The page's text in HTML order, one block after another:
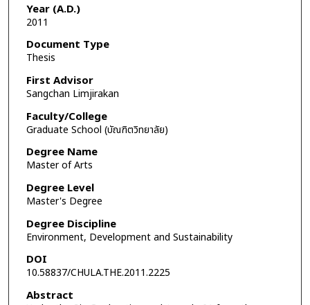
Year (A.D.)
2011
Document Type
Thesis
First Advisor
Sangchan Limjirakan
Faculty/College
Graduate School (บัณฑิตวิทยาลัย)
Degree Name
Master of Arts
Degree Level
Master's Degree
Degree Discipline
Environment, Development and Sustainability
DOI
10.58837/CHULA.THE.2011.2225
Abstract